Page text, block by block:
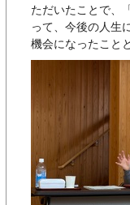
ただいたことで、
って、今後の人生
機会になったこと